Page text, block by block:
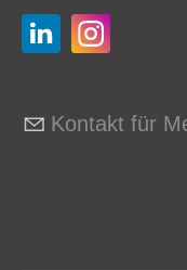
Kontakt für